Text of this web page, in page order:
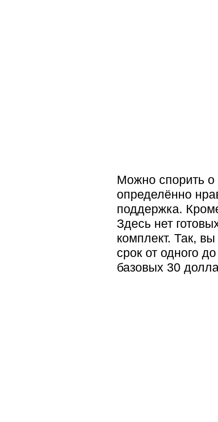
Можно спорить о
определённо
поддержка.
Здесь нет
комплект. Так,
срок от одного
базовых 30